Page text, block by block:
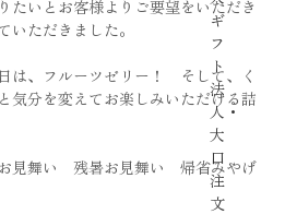
ギ
フ
ト
法
人・
大
口
注
文
たいとお客様よりご要望をいただき
いただきました。
は、フルーツゼリー！ そして、く
気分を変えてお楽しみいただける詰
見舞い 残暑お見舞い 帰省みやげ